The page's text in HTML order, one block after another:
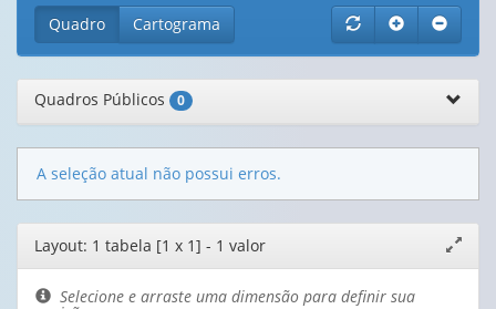
Quadro Cartograma
Quadros Públicos 0
A seleção atual não possui erros.
Editor
de
layout
janela
Layout: 1 tabela [1 x 1] - 1 valor
Selecione e arraste uma dimensão para definir sua